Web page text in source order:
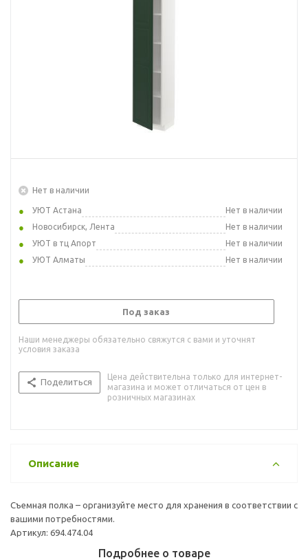
Нет в наличии
УЮТ Астана
Нет в наличии
Новосибирск, Лента
Нет в наличии
УЮТ в тц Апорт
Нет в наличии
УЮТ Алматы
Нет в наличии
Под заказ
Наши менеджеры обязательно свяжутся с вами и уточнят
условия заказа
Поделиться
Цена действительна только для интернет-
магазина и может отличаться от цен в
розничных магазинах
Описание
Съемная полка – организуйте место для хранения в соответствии с
вашими потребностями.
Артикул: 694.474.04
Подробнее о товаре